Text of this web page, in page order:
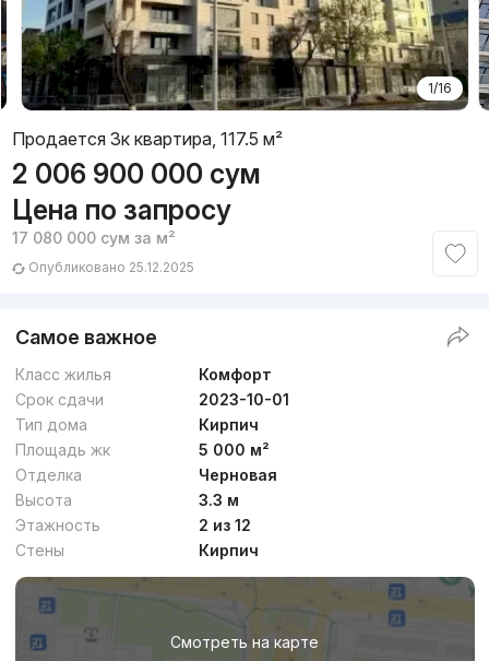
1/16
Продается 3к квартира, 117.5 м²
2 006 900 000 сум
Цена по запросу
17 080 000 сум за м²
Опубликовано 25.12.2025
Самое важное
Класс жилья
Комфорт
Срок сдачи
2023-10-01
Тип дома
Кирпич
Площадь жк
5 000 м²
Отделка
Черновая
Высота
3.3 м
Этажность
2 из 12
Стены
Кирпич
Смотреть на карте